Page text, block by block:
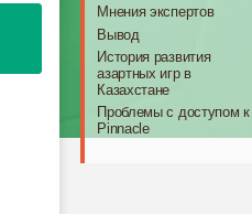
Мнения экспертов
Вывод
История развития
азартных игр в
Казахстане
Проблемы с доступом к
Pinnacle